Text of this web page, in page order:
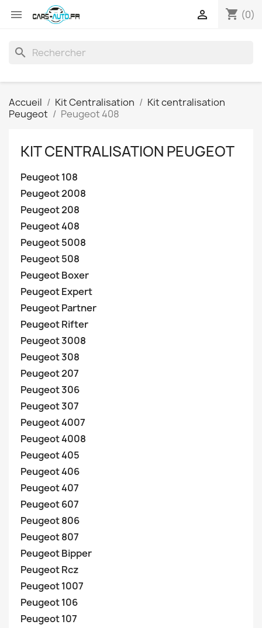
 shopping_cart (0)

search
Accueil Kit Centralisation
Kit centralisation
Peugeot
Peugeot 408
KIT CENTRALISATION PEUGEOT
Peugeot 108
Peugeot 2008
Peugeot 208
Peugeot 408
Peugeot 5008
Peugeot 508
Peugeot Boxer
Peugeot Expert
Peugeot Partner
Peugeot Rifter
Peugeot 3008
Peugeot 308
Peugeot 207
Peugeot 306
Peugeot 307
Peugeot 4007
Peugeot 4008
Peugeot 405
Peugeot 406
Peugeot 407
Peugeot 607
Peugeot 806
Peugeot 807
Peugeot Bipper
Peugeot Rcz
Peugeot 1007
Peugeot 106
Peugeot 107